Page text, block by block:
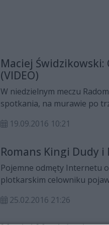
Maciej Świdzikowski:
(VIDEO)
W niedzielnym meczu
spotkania, na murawie po
chwila dla kibiców
19.09.2016 10:21
Romans Kingi Dudy i
Pojemne odmęty Internetu
plotkarskim celowniku
dotychczasowym
25.02.2016 21:26